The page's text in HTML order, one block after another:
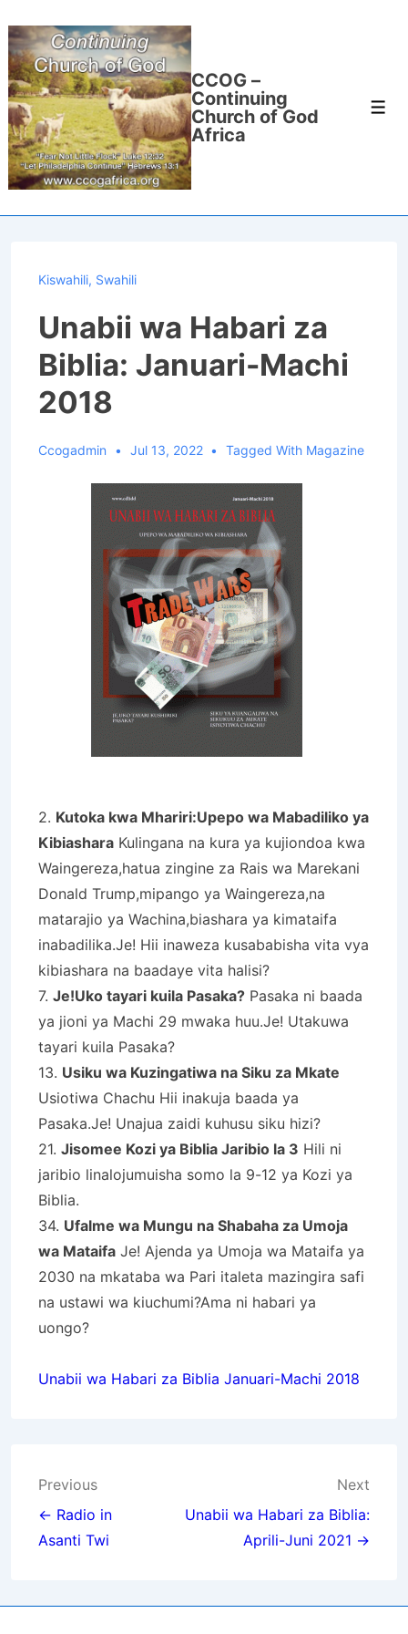
Skip
to
Main
Content
CCOG –
Continuing
Church of God
Africa
Kiswahili, Swahili
Unabii wa Habari za
Biblia: Januari-Machi
2018
Ccogadmin Jul 13, 2022 Tagged With Magazine
2. Kutoka kwa Mhariri:Upepo wa Mabadiliko ya
Kibiashara Kulingana na kura ya kujiondoa kwa
Waingereza,hatua zingine za Rais wa Marekani
Donald Trump,mipango ya Waingereza,na
matarajio ya Wachina,biashara ya kimataifa
inabadilika.Je! Hii inaweza kusababisha vita vya
kibiashara na baadaye vita halisi?
7. Je!Uko tayari kuila Pasaka? Pasaka ni baada
ya jioni ya Machi 29 mwaka huu.Je! Utakuwa
tayari kuila Pasaka?
13. Usiku wa Kuzingatiwa na Siku za Mkate
Usiotiwa Chachu Hii inakuja baada ya
Pasaka.Je! Unajua zaidi kuhusu siku hizi?
21. Jisomee Kozi ya Biblia Jaribio la 3 Hili ni
jaribio linalojumuisha somo la 9-12 ya Kozi ya
Biblia.
34. Ufalme wa Mungu na Shabaha za Umoja
wa Mataifa Je! Ajenda ya Umoja wa Mataifa ya
2030 na mkataba wa Pari italeta mazingira safi
na ustawi wa kiuchumi?Ama ni habari ya
uongo?
Unabii wa Habari za Biblia Januari-Machi 2018
Post
navigation
Previous
← Radio in
Asanti Twi
Next
Unabii wa Habari za Biblia:
Aprili-Juni 2021 →